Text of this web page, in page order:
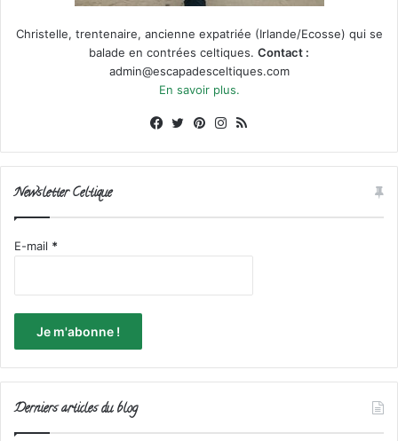
Christelle, trentenaire, ancienne expatriée (Irlande/Ecosse) qui se
balade en contrées celtiques. Contact :
admin@escapadesceltiques.com
En savoir plus.
Facebook
X PinterestInstagram
Newsletter Celtique
E-mail *
Derniers articles du blog